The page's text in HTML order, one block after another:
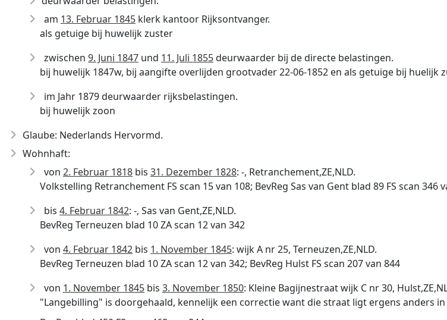
am 13. Februar 1845 klerk kantoor Rijksontvanger.
als getuige bij huwelijk zuster
zwischen 9. Juni 1847 und 11. Juli 1855deurwaarder bij de directe belastingen.
bij huwelijk 1847w, bij aangifte overlijden grootvader 22-06-1852 en als getuige bij huelijk
im Jahr 1879 deurwaarder rijksbelastingen.
bij huwelijk zoon
Glaube: Nederlands Hervormd.
Wohnhaft:
von 2. Februar 1818 bis 31. Dezember 1828: -, Retranchement,ZE,NLD.
Volkstelling Retranchement FS scan 15 van 108; BevReg Sas van Gent blad 89 FS scan 346
bis 4. Februar 1842: -, Sas van Gent,ZE,NLD.
BevReg Terneuzen blad 10 ZA scan 12 van 342
von 4. Februar 1842 bis 1. November 1845: wijk A nr 25, Terneuzen,ZE,NLD.
BevReg Terneuzen blad 10 ZA scan 12 van 342; BevReg Hulst FS scan 207 van 844
von 1. November 1845 bis 3. November 1850: Kleine Bagijnestraat wijk C nr 30,
"Langebilling" is doorgehaald, kennelijk een correctie want die straat ligt ergens anders